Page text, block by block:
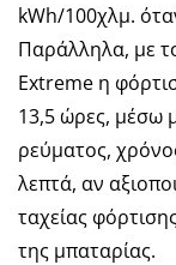
kWh/100χλμ.
Παράλληλα, με
Extreme η
13,5 ώρες, μέσω
ρεύματος,
λεπτά, αν
ταχείας
της μπαταρίας.